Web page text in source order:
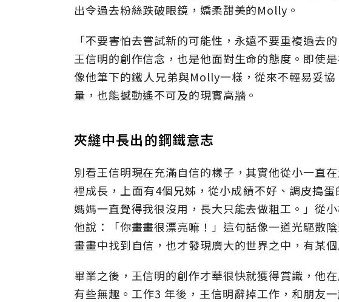
出令過去粉絲跌破眼鏡，嬌柔甜美的Molly。
「不要害怕去嘗試新的可能性，永遠不要重複過去
王信明的創作信念，也是他面對生命的態度。即使
像他筆下的鐵人兄弟與Molly一樣，從來不輕易妥
量，也能撼動遙不可及的現實高牆。
夾縫中長出的鋼鐵意志
別看王信明現在充滿自信的樣子，其實他從小一直
裡成長，上面有4個兄姊，從小成績不好、調皮搗
媽媽一直覺得我很沒用，長大只能去做粗工。」從
他說：「你畫畫很漂亮嘛！」這句話像一道光驅散
畫畫中找到自信，也才發現廣大的世界之中，有某
畢業之後，王信明的創作才華很快就獲得賞識，他
有些無趣。工作3 年後，王信明辭掉工作，和朋友